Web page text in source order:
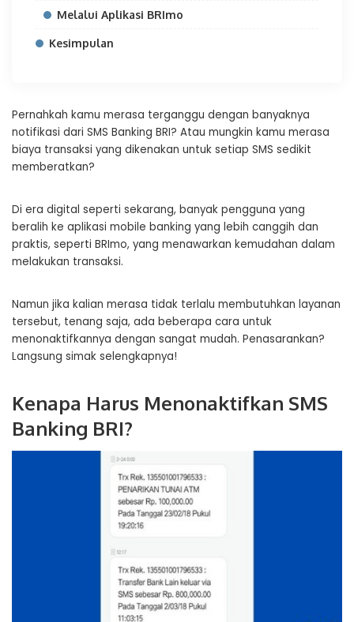
Melalui Aplikasi BRImo
Kesimpulan
Pernahkah kamu merasa terganggu dengan banyaknya
notifikasi dari SMS Banking BRI? Atau mungkin kamu merasa
biaya transaksi yang dikenakan untuk setiap SMS sedikit
memberatkan?
Di era digital seperti sekarang, banyak pengguna yang
beralih ke aplikasi mobile banking yang lebih canggih dan
praktis, seperti BRImo, yang menawarkan kemudahan dalam
melakukan transaksi.
Namun jika kalian merasa tidak terlalu membutuhkan layanan
tersebut, tenang saja, ada beberapa cara untuk
menonaktifkannya dengan sangat mudah. Penasarankan?
Langsung simak selengkapnya!
Kenapa Harus Menonaktifkan SMS
Banking BRI?